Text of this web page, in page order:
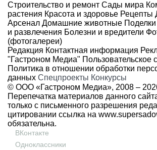
Строительство и ремонт Сады мира
растения Красота и здоровье Рецепты
Арсенал Домашние животные
и развлечения Болезни и вредители
(фотогалереи)
Редакция Контактная информация
"Гастроном Медиа" Пользовательское
Политика в отношении обработки
данных Спецпроекты Конкурсы
© ООО «Гастроном Медиа», 2008 –
Перепечатка материалов данного
только с письменного разрешения
цитировании ссылка на
обязательна.
ВКонтакте
Одноклассники